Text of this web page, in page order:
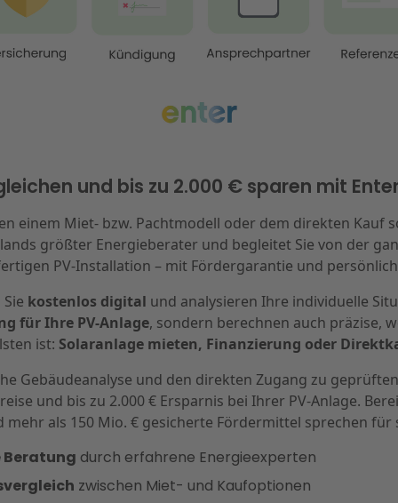
und bis zu 2.000 € sparen mit
einem Miet- bzw. Pachtmodell oder dem direkten Kauf
größter Energieberater und begleitet Sie von der
PV-Installation – mit Fördergarantie und
kostenlos digital und analysieren Ihre individuelle
für Ihre PV-Anlage, sondern berechnen auch präzise,
ist: Solaranlage mieten, Finanzierung oder
Gebäudeanalyse und den direkten Zugang zu
und bis zu 2.000 € Ersparnis bei Ihrer PV-Anlage.
als 150 Mio. € gesicherte Fördermittel sprechen für
durch erfahrene Energieexperten
zwischen Miet- und Kaufoptionen